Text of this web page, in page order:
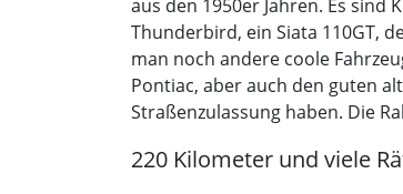
aus den 1950er Jahren. Es sind
Thunderbird, ein Siata 110GT,
man noch andere coole
Pontiac, aber auch den guten
Straßenzulassung haben. Die
220 Kilometer und viele